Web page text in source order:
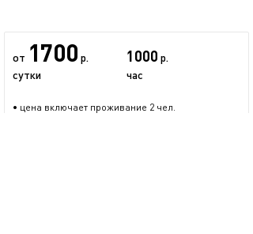
от 1700 р.
сутки
1000 р.
час
• цена включает проживание 2 чел.